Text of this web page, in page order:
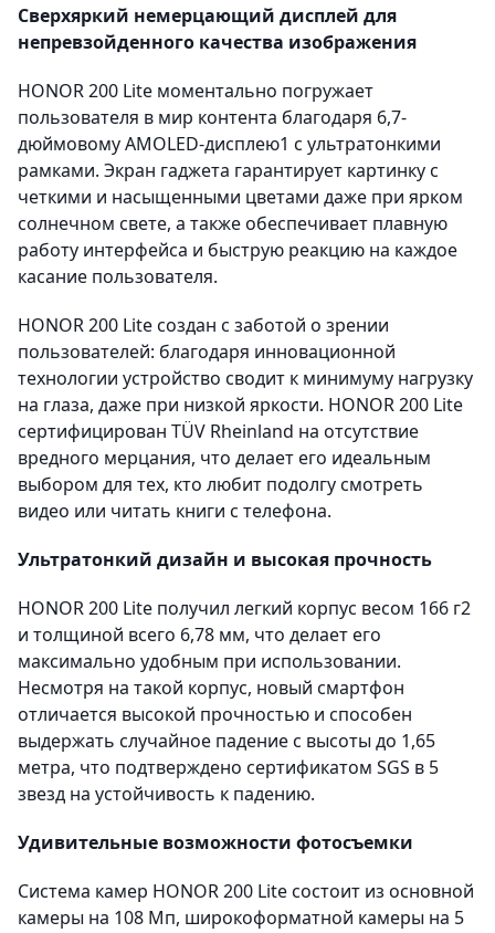
Сверхяркий немерцающий дисплей для
непревзойденного качества изображения
HONOR 200 Lite моментально погружает
пользователя в мир контента благодаря 6,7-
дюймовому AMOLED-дисплею1 с ультратонкими
рамками. Экран гаджета гарантирует картинку с
четкими и насыщенными цветами даже при ярком
солнечном свете, а также обеспечивает плавную
работу интерфейса и быструю реакцию на каждое
касание пользователя.
HONOR 200 Lite создан с заботой о зрении
пользователей: благодаря инновационной
технологии устройство сводит к минимуму нагрузку
на глаза, даже при низкой яркости. HONOR 200 Lite
сертифицирован TÜV Rheinland на отсутствие
вредного мерцания, что делает его идеальным
выбором для тех, кто любит подолгу смотреть
видео или читать книги с телефона.
Ультратонкий дизайн и высокая прочность
HONOR 200 Lite получил легкий корпус весом 166 г2
и толщиной всего 6,78 мм, что делает его
максимально удобным при использовании.
Несмотря на такой корпус, новый смартфон
отличается высокой прочностью и способен
выдержать случайное падение с высоты до 1,65
метра, что подтверждено сертификатом SGS в 5
звезд на устойчивость к падению.
Удивительные возможности фотосъемки
Система камер HONOR 200 Lite состоит из основной
камеры на 108 Мп, широкоформатной камеры на 5